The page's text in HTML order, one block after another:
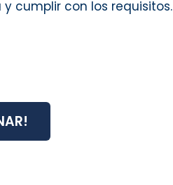
cumplir con los requisitos.